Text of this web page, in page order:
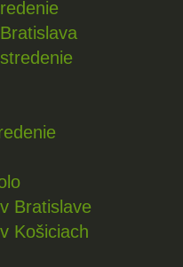
Bratislave
Košiciach